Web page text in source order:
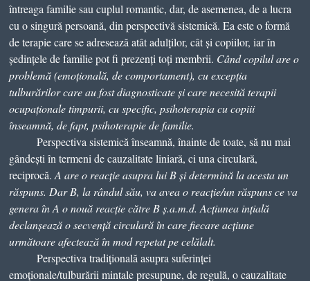
întreaga familie sau cuplul romantic, dar, de asemenea, de a lucra
cu o singură persoană, din perspectivă sistemică. Ea este o formă
de terapie care se adresează atât adulților, cât și copiilor, iar în
ședințele de familie pot fi prezenți toți membrii. Când copilul are o
problemă (emoțională, de comportament), cu excepția
tulburărilor care au fost diagnosticateși care necesităterapii
ocupaționale timpurii, cu specific, psihoterapia cu copiii
înseamnă, de fapt, psihoterapie de familie.
Perspectiva sistemică înseamnă, înainte de toate, să nu mai
gândești în termeni de cauzalitate liniară, ci una circulară,
reciprocă.A are o reacție asupra lui Bși determinăla acesta un
răspuns. Dar B, la rândul său, va avea o reacție/un răspuns ce va
genera în A o nouă reacție către Bș.a.m.d. Acțiunea ințială
declanșeazăo secvențăcirculară în care fiecare acțiune
următoare afectează în mod repetat pe celălalt.
Perspectiva tradițională asupra suferinței
emoționale/tulburării mintale presupune, de regulă, o cauzalitate